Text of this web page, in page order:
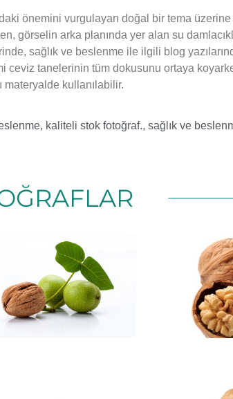
önemini vurgulayan doğal bir tema
arka planında yer alan su
sağlık ve beslenme ile ilgili blog
ceviz tanelerinin tüm dokusunu ortaya
kullanılabilir.
, kaliteli stok fotoğraf., sağlık ve